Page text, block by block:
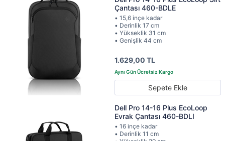
Çantası 460-BDLE
• 15,6 inçe kadar
• Derinlik 17 cm
• Yükseklik 31 cm
• Genişlik 44 cm
1.629,00 TL
Sepete Ekle
Dell Pro 14-16 Plus EcoLoop
Evrak Çantası 460-BDLI
• 16 inçe kadar
• Derinlik 11 cm